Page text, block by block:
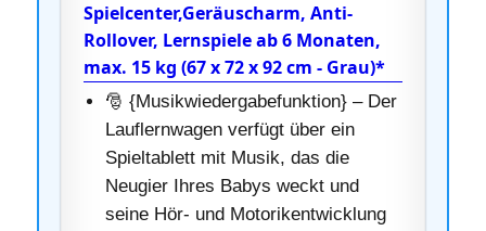
Spielcenter,Geräuscharm, Anti-
Rollover, Lernspiele ab 6 Monaten,
max. 15 kg (67 x 72 x 92 cm - Grau)*
🎅 {Musikwiedergabefunktion} – Der
Lauflernwagen verfügt über ein
Spieltablett mit Musik, das die
Neugier Ihres Babys weckt und
seine Hör- und Motorikentwicklung